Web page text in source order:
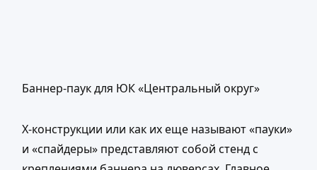
Баннер-паук для ЮК «Центральный округ»
Х-конструкции или как их еще называют «пауки»
и «спайдеры» представляют собой стенд с